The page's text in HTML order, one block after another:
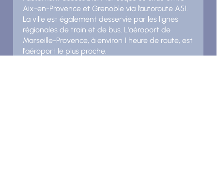
Aix-en-Provence et Grenoble via l’autoroute A51.
La ville est également desservie par les lignes
régionales de train et de bus. L'aéroport de
Marseille-Provence, à environ 1 heure de route, est
l'aéroport le plus proche.